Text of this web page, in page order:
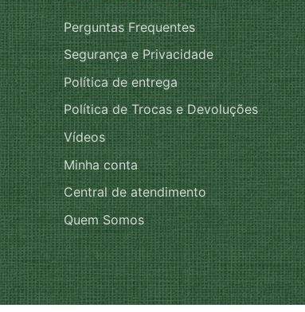
Perguntas Frequentes
Segurança e Privacidade
Política de entrega
Política de Trocas e Devoluções
Vídeos
Minha conta
Central de atendimento
Quem Somos